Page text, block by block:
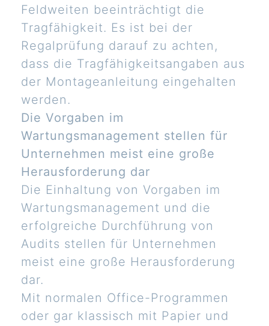
Feldweiten beeinträchtigt die
Tragfähigkeit. Es ist bei der
Regalprüfung darauf zu achten,
dass die Tragfähigkeitsangaben aus
der Montageanleitung eingehalten
werden.
Die Vorgaben im
Wartungsmanagement stellen für
Unternehmen meist eine große
Herausforderung dar
Die Einhaltung von Vorgaben im
Wartungsmanagement und die
erfolgreiche Durchführung von
Audits stellen für Unternehmen
meist eine große Herausforderung
dar.
Mit normalen Office-Programmen
oder gar klassisch mit Papier und